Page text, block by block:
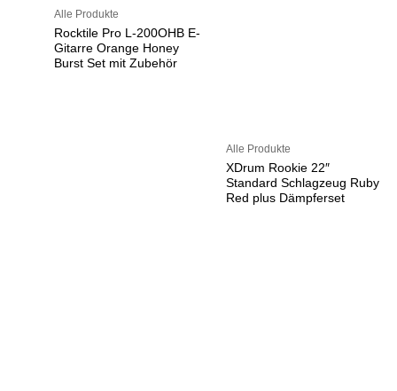
Alle Produkte
Rocktile Pro L-200OHB E-
Gitarre Orange Honey
Burst Set mit Zubehör
Alle Produkte
XDrum Rookie 22″
Standard Schlagzeug Ruby
Red plus Dämpferset